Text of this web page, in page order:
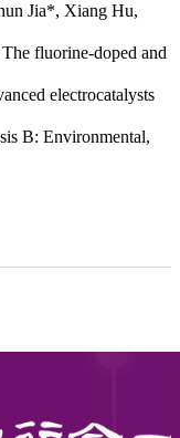
Jia*, Xiang Hu,
fluorine-doped and
electrocatalysts
B: Environmental,